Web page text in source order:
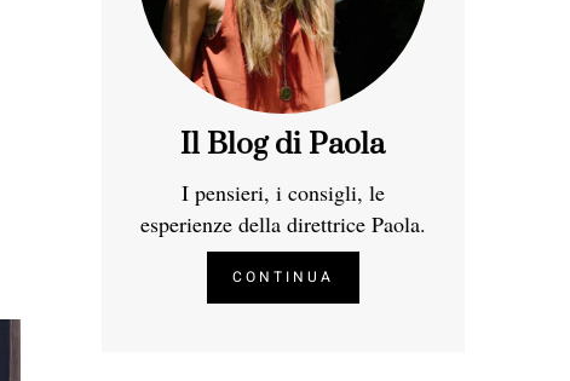
Il Blog di Paola
I pensieri, i consigli, le
esperienze della direttrice Paola.
CONTINUA